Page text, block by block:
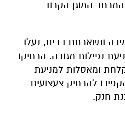
המוגן הקרוב
ונשארתם בבית, נעלו
נפילות מגובה. הרחיקו
ומאסלות למניעת
להרחיק צעצועים
חנק.